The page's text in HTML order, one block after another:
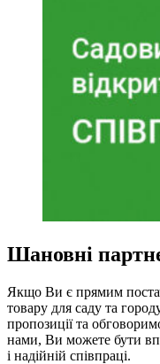
Шановні
Якщо Ви є прямим
товару для саду та
пропозиції та
нами, Ви можете бути
і надійній співпраці.